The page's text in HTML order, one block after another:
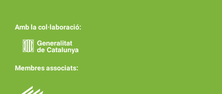
Amb la col·laboració:
Membres associats: